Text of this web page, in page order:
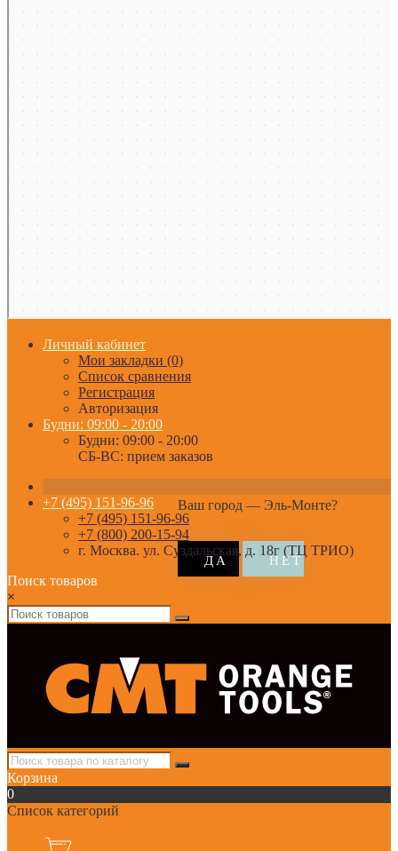
Личный кабинет
Мои закладки (0)
Список сравнения
Регистрация
Авторизация
Будни: 09:00 - 20:00
Будни: 09:00 - 20:00
СБ-ВС: прием заказов
Ваш город — Эль-Монте?
+7 (495) 151-96-96
+7 (495) 151-96-96
+7 (800) 200-15-94
г. Москва. ул. Суздальская, д. 18г (ТЦ ТРИО)
Поиск товаров
×
Корзина
0
Список категорий